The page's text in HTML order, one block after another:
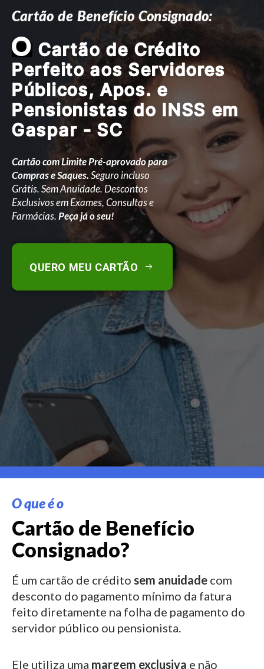
Cartão de Benefício Consignado:
O Cartão de Crédito
Perfeito aos Servidores
Públicos, Apos. e
Pensionistas do INSS em
Gaspar - SC
Cartão com Limite Pré-aprovado para
Compras e Saques.Seguro incluso
Grátis. Sem Anuidade. Descontos
Exclusivos em Exames, Consultas e
Farmácias.Peça já o seu!
QUERO MEU CARTÃO
O que é o
Cartão de Benefício
Consignado?
É um cartão de crédito sem anuidade com
desconto do pagamento mínimo da fatura
feito diretamente na folha de pagamento do
servidor público ou pensionista.
Ele utiliza uma margem exclusiva e não